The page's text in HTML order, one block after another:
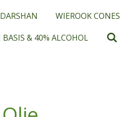
WIEROOK CONES
& 40% ALCOHOL